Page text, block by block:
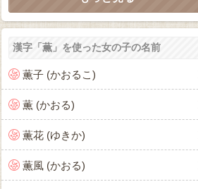
漢字「薫」を使った女の子の名前
薫子 (かおるこ)
薫 (かおる)
薫花 (ゆきか)
薫風 (かおる)